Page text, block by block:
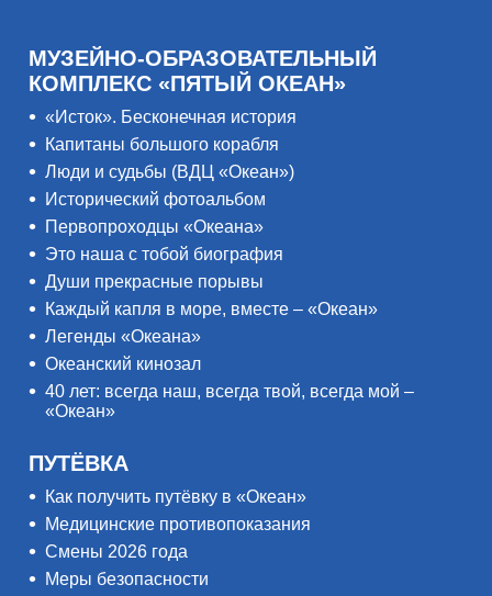
МУЗЕЙНО-ОБРАЗОВАТЕЛЬНЫЙ
КОМПЛЕКС «ПЯТЫЙ ОКЕАН»
«Исток». Бесконечная история
Капитаны большого корабля
Люди и судьбы (ВДЦ «Океан»)
Исторический фотоальбом
Первопроходцы «Океана»
Это наша с тобой биография
Души прекрасные порывы
Каждый капля в море, вместе – «Океан»
Легенды «Океана»
Океанский кинозал
40 лет: всегда наш, всегда твой, всегда мой –
«Океан»
ПУТЁВКА
Как получить путёвку в «Океан»
Медицинские противопоказания
Смены 2026 года
Меры безопасности